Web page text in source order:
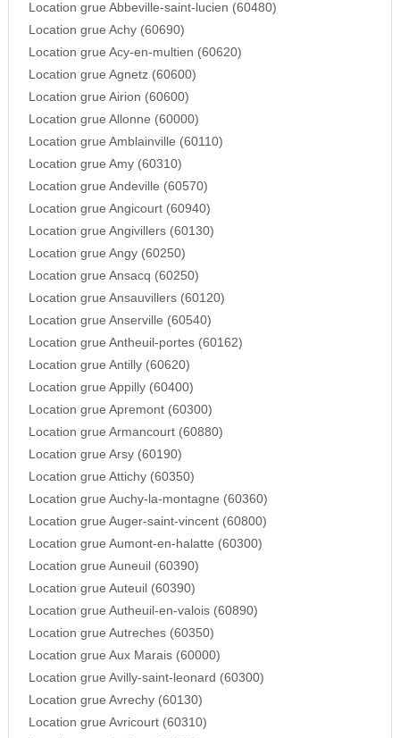
Location grue Abbeville-saint-lucien (60480)
Location grue Achy (60690)
Location grue Acy-en-multien (60620)
Location grue Agnetz (60600)
Location grue Airion (60600)
Location grue Allonne (60000)
Location grue Amblainville (60110)
Location grue Amy (60310)
Location grue Andeville (60570)
Location grue Angicourt (60940)
Location grue Angivillers (60130)
Location grue Angy (60250)
Location grue Ansacq (60250)
Location grue Ansauvillers (60120)
Location grue Anserville (60540)
Location grue Antheuil-portes (60162)
Location grue Antilly (60620)
Location grue Appilly (60400)
Location grue Apremont (60300)
Location grue Armancourt (60880)
Location grue Arsy (60190)
Location grue Attichy (60350)
Location grue Auchy-la-montagne (60360)
Location grue Auger-saint-vincent (60800)
Location grue Aumont-en-halatte (60300)
Location grue Auneuil (60390)
Location grue Auteuil (60390)
Location grue Autheuil-en-valois (60890)
Location grue Autreches (60350)
Location grue Aux Marais (60000)
Location grue Avilly-saint-leonard (60300)
Location grue Avrechy (60130)
Location grue Avricourt (60310)